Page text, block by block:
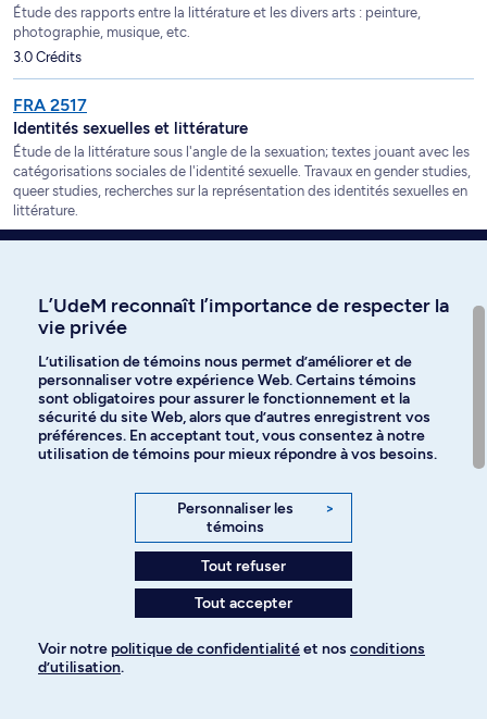
Étude des rapports entre la littérature et les divers arts : peinture,
photographie, musique, etc.
3.0 Crédits
FRA 2517
Identités sexuelles et littérature
Étude de la littérature sous l'angle de la sexuation; textes jouant avec les
catégorisations sociales de l'identité sexuelle. Travaux en gender studies,
queer studies, recherches sur la représentation des identités sexuelles en
littérature.
Bloc 80E Compléments de formation en
linguistique
Option - 3 crédits.
LNG 1126
Histoire du français en Amérique
et acadien) et sud (zone caraïbe et Louisiane). Caractéristiques des
parlers actuels et explications historiques (accent sur le français
3.0 Crédits
Syntaxe
Concepts fondamentaux en grammaire générative moderne.
L’UdeM reconnaît l’importance de respecter la
vie privée
L’utilisation de témoins nous permet d’améliorer et de
personnaliser votre expérience Web. Certains témoins
sont obligatoires pour assurer le fonctionnement et la
sécurité du site Web, alors que d’autres enregistrent vos
préférences. En acceptant tout, vous consentez à notre
utilisation de témoins pour mieux répondre à vos besoins.
Personnaliser les
témoins
>
Tout refuser
Tout accepter
Voir notre politique de confidentialitéet nos conditions
d’utilisation.